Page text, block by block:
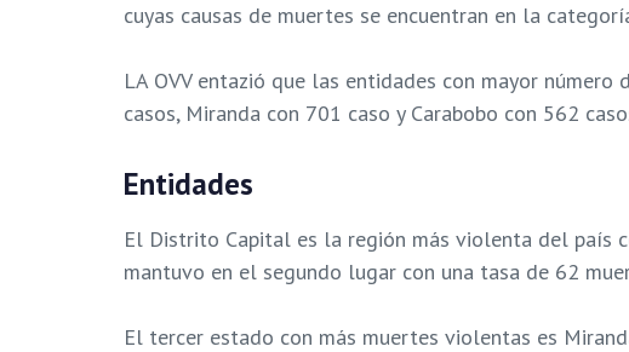
cuyas causas de muertes se encuentran en la
LA OVV entazió que las entidades con mayor
casos, Miranda con 701 caso y Carabobo con 562
Entidades
El Distrito Capital es la región más violenta del país
mantuvo en el segundo lugar con una tasa de 62
El tercer estado con más muertes violentas es